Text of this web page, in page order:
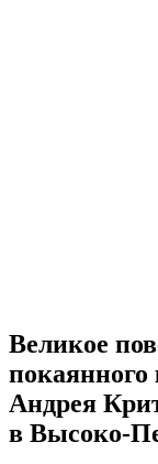
Великое
покаянного
Андрея
в Высоко-